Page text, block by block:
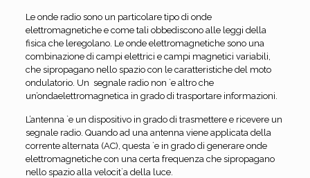
Le onde radio sono un particolare tipo di onde
elettromagnetiche e come tali obbediscono alle leggi della
fisica che leregolano. Le onde elettromagnetiche sono una
combinazione di campi elettrici e campi magnetici variabili,
che sipropagano nello spazio con le caratteristiche del moto
ondulatorio. Un segnale radio non `e altro che
un’ondaelettromagnetica in grado di trasportare informazioni.
L’antenna `e un dispositivo in grado di trasmettere e ricevere un
segnale radio. Quando ad una antenna viene applicata della
corrente alternata (AC), questa `e in grado di generare onde
elettromagnetiche con una certa frequenza che sipropagano
nello spazio alla velocit`a della luce.